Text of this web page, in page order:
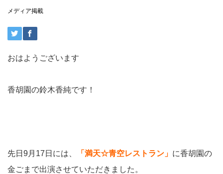
メディア掲載
おはようございます
香胡園の鈴木香純です！
先日9月17日には、 「満天☆青空レストラン」 に香胡園の
金ごまで出演させていただきました。